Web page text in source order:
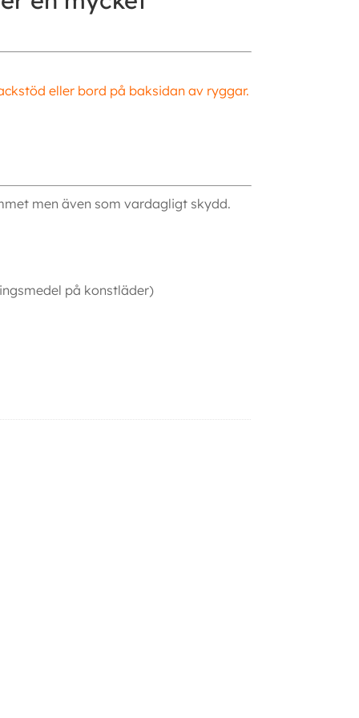
eller bord på baksidan av ryggar.
men även som vardagligt skydd.
på konstläder)